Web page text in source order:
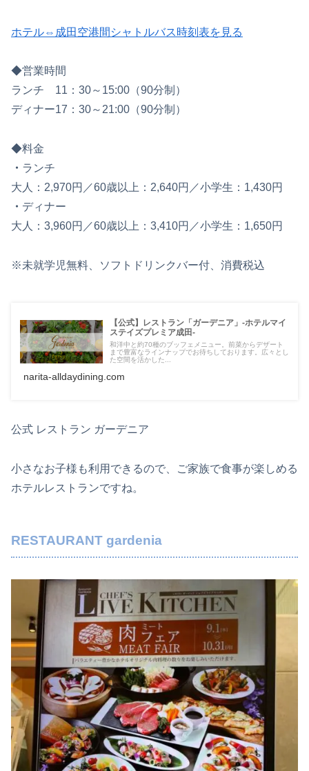
ホテル⇔成田空港間シャトルバス時刻表を見る
◆営業時間
ランチ 11：30～15:00（90分制）
ディナー17：30～21:00（90分制）
◆料金
・ ランチ
大人：2,970円／60歳以上：2,640円／小学生：1,430円
・ ディナー
大人：3,960円／60歳以上：3,410円／小学生：1,650円
※未就学児無料、ソフトドリンクバー付、消費税込
【公式】レストラン「ガーデニア」-ホテルマイ
ステイズプレミア成田-
和洋中と約70種のブッフェメニュー。前菜からデザート
まで豊富なラインナップでお待ちしております。広々とし
た空間を活かした...
narita-alldaydining.com
公式 レストラン ガーデニア
小さなお子様も利用できるので、ご家族で食事が楽しめる
ホテルレストランですね。
RESTAURANT gardenia